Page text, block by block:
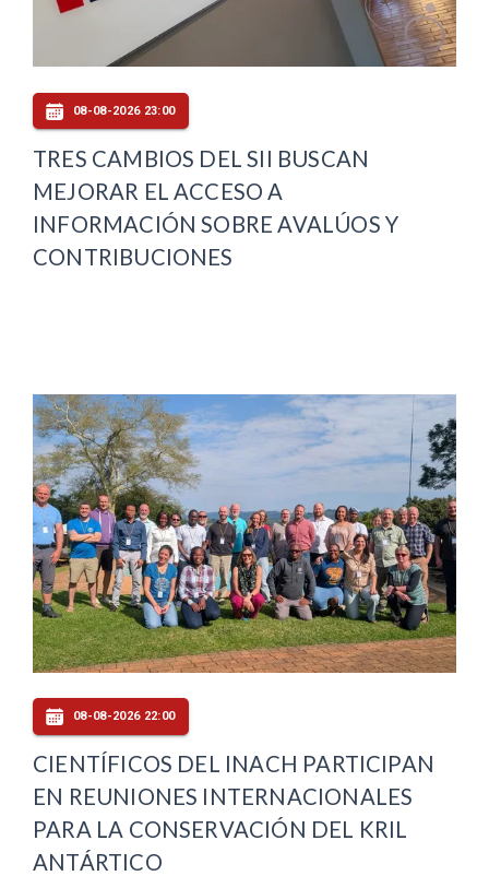
08-08-2026 23:00
TRES CAMBIOS DEL SII BUSCAN
MEJORAR EL ACCESO A
INFORMACIÓN SOBRE AVALÚOS Y
CONTRIBUCIONES
08-08-2026 22:00
CIENTÍFICOS DEL INACH PARTICIPAN
EN REUNIONES INTERNACIONALES
PARA LA CONSERVACIÓN DEL KRIL
ANTÁRTICO